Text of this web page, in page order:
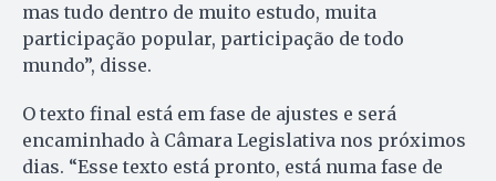
mas tudo dentro de muito estudo, muita
participação popular, participação de todo
mundo”, disse.
O texto final está em fase de ajustes e será
encaminhado à Câmara Legislativa nos próximos
dias. “Esse texto está pronto, está numa fase de